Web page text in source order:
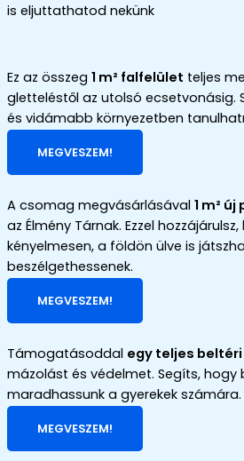
is eljuttathatod nekünk
Ez az összeg 1 m² falfelület teljes
gletteléstől az utolsó ecsetvonásig.
és vidámabb környezetben
MEGVESZEM!
A csomag megvásárlásával 1 m²
az Élmény Tárnak. Ezzel
kényelmesen, a földön ülve is
beszélgethessenek.
MEGVESZEM!
Támogatásoddal egy teljes
mázolást és védelmet. Segíts, hogy
maradhassunk a gyerekek számára.
MEGVESZEM!